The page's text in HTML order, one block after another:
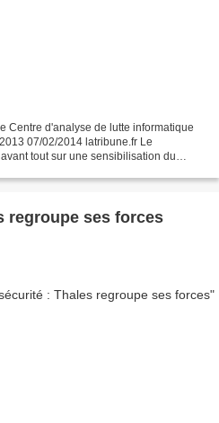
Centre d'analyse de lutte informatique
07/02/2014 latribune.fr Le
tout sur une sensibilisation du
regroupe ses forces